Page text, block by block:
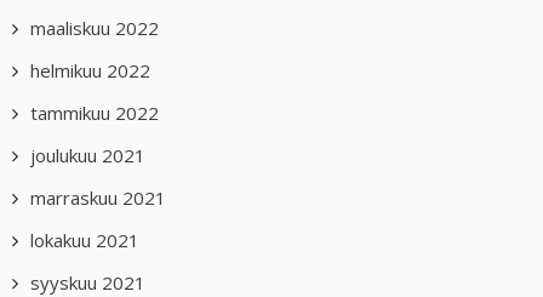
maaliskuu 2022
helmikuu 2022
tammikuu 2022
joulukuu 2021
marraskuu 2021
lokakuu 2021
syyskuu 2021